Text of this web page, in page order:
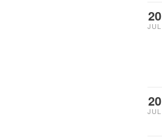
20
JUL
20
JUL